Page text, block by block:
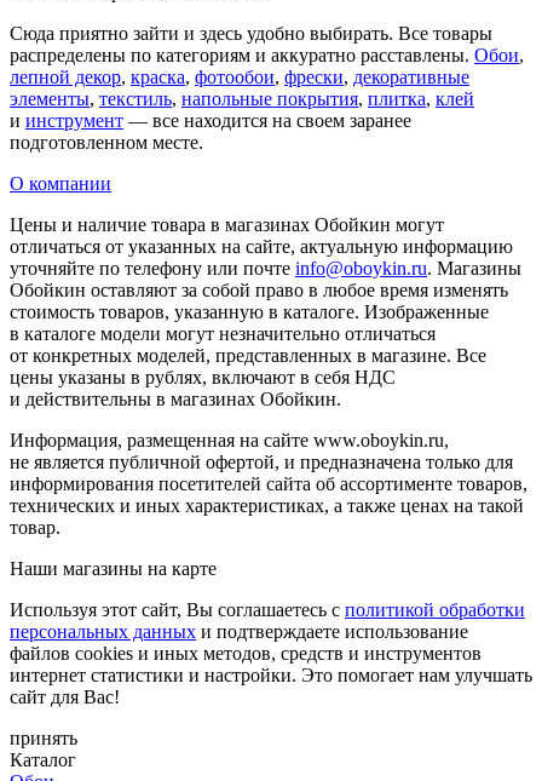
Сюда приятно зайти и здесь удобно выбирать. Все товары
распределены по категориям и аккуратно расставлены. Обои,
лепной декор, краска, фотообои, фрески, декоративные
элементы, текстиль, напольные покрытия, плитка, клей
и инструмент — все находится на своем заранее
подготовленном месте.
О компании
Цены и наличие товара в магазинах Обойкин могут
отличаться от указанных на сайте, актуальную информацию
уточняйте по телефону или почте info@oboykin.ru. Магазины
Обойкин оставляют за собой право в любое время изменять
стоимость товаров, указанную в каталоге. Изображенные
в каталоге модели могут незначительно отличаться
от конкретных моделей, представленных в магазине. Все
цены указаны в рублях, включают в себя НДС
и действительны в магазинах Обойкин.
Информация, размещенная на сайте www.oboykin.ru,
не является публичной офертой, и предназначена только для
информирования посетителей сайта об ассортименте товаров,
технических и иных характеристиках, а также ценах на такой
товар.
Наши магазины на карте
Используя этот сайт, Вы соглашаетесь с политикой обработки
персональных данных и подтверждаете использование
файлов cookies и иных методов, средств и инструментов
интернет статистики и настройки. Это помогает нам улучшать
сайт для Вас!
принять
Каталог